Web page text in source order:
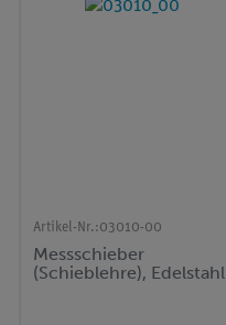
Artikel-Nr.:03010-00
Messschieber
(Schieblehre), Edelstahl